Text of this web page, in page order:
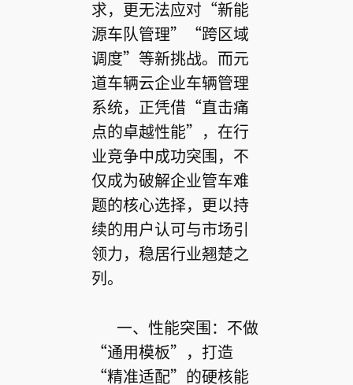
求，更无法应对“新能
源车队管理”“跨区域
调度”等新挑战。而元
道车辆云企业车辆管理
系统，正凭借“直击痛
点的卓越性能”，在行
业竞争中成功突围，不
仅成为破解企业管车难
题的核心选择，更以持
续的用户认可与市场引
领力，稳居行业翘楚之
列。
一、性能突围：不做
“通用模板”，打造
“精准适配”的硬核能